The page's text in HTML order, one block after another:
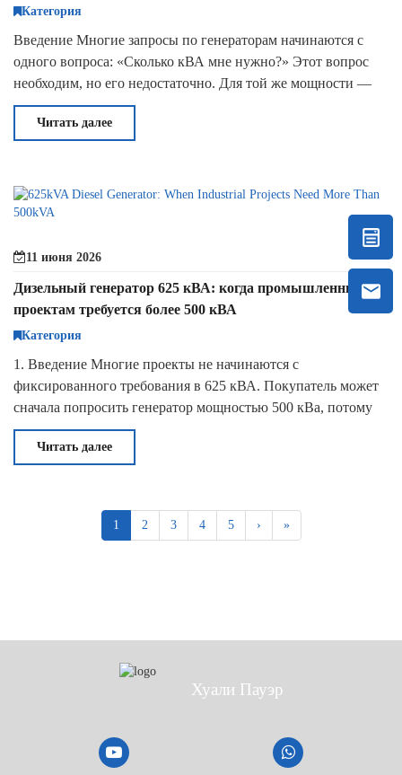
Категория
Введение Многие запросы по генераторам начинаются с
одного вопроса: «Сколько кВА мне нужно?» Этот вопрос
необходим, но его недостаточно. Для той же мощности —
открытый генератор, молчаливый генерато
Читать далее
11 июня 2026
Дизельный генератор 625 кВА: когда промышленным
проектам требуется более 500 кВА
Категория
1. Введение Многие проекты не начинаются с
фиксированного требования в 625 кВА. Покупатель может
сначала попросить генератор мощностью 500 кВа, потому
что базовая рабочая нагрузка близка к этому диапазону.
После проверки самого оборудования я
Читать далее
1 2 3 4 5 › »
Хуали Пауэр